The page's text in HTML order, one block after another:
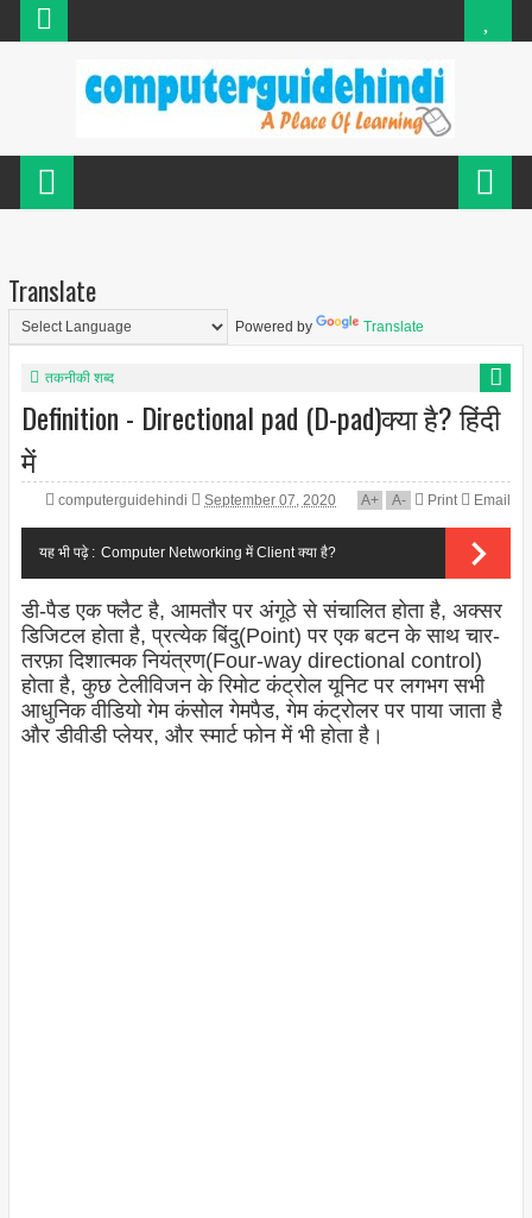
Translate
Powered by Translate
तकनीकी शब्द
Definition - Directional pad (D-pad)क्या है? हिंदी
में
computerguidehindi September 07, 2020 A+ A- Print Email
यह भी पढ़े : Computer Networking में Client क्या है?
डी-पैड एक फ्लैट है, आमतौर पर अंगूठे से संचालित होता है, अक्सर
डिजिटल होता है, प्रत्येक बिंदु(Point) पर एक बटन के साथ चार-
तरफ़ा दिशात्मक नियंत्रण(Four-way directional control)
होता है, कुछ टेलीविजन के रिमोट कंट्रोल यूनिट पर लगभग सभी
आधुनिक वीडियो गेम कंसोल गेमपैड, गेम कंट्रोलर पर पाया जाता है
और डीवीडी प्लेयर, और स्मार्ट फोन में भी होता है।